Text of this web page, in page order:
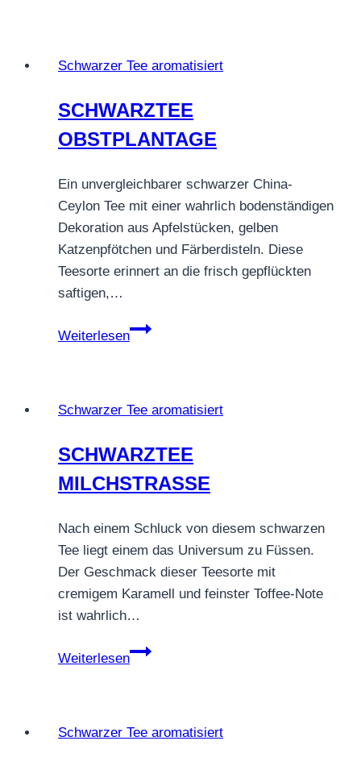
exquisiter
Schwarzer Tee aromatisiert
SCHWARZTEE
OBSTPLANTAGE
Ein unvergleichbarer schwarzer China-
Ceylon Tee mit einer wahrlich bodenständigen
Dekoration aus Apfelstücken, gelben
Katzenpfötchen und Färberdisteln. Diese
Teesorte erinnert an die frisch gepflückten
saftigen,…
Weiterlesen
SCHWARZTEE
Schwarzer Tee aromatisiert
SCHWARZTEE
MILCHSTRASSE
Nach einem Schluck von diesem schwarzen
Tee liegt einem das Universum zu Füssen.
Der Geschmack dieser Teesorte mit
cremigem Karamell und feinster Toffee-Note
ist wahrlich…
Weiterlesen
SCHWARZTEE
Schwarzer Tee aromatisiert